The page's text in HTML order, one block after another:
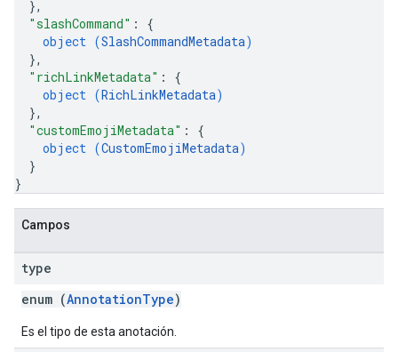
},
"slashCommand" : {
object (SlashCommandMetadata)
},
"richLinkMetadata" : {
object (RichLinkMetadata)
},
"customEmojiMetadata" : {
object (CustomEmojiMetadata)
}
}
Campos
type
enum (AnnotationType)
Es el tipo de esta anotación.